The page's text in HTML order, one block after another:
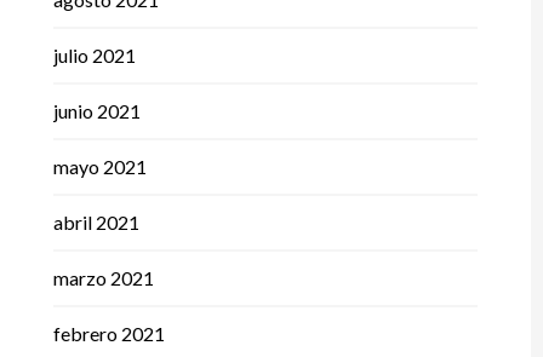
julio 2021
junio 2021
mayo 2021
abril 2021
marzo 2021
febrero 2021